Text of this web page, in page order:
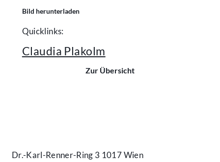
Bild herunterladen
Quicklinks:
Claudia Plakolm
Zur Übersicht
Dr.-Karl-Renner-Ring 3 1017 Wien